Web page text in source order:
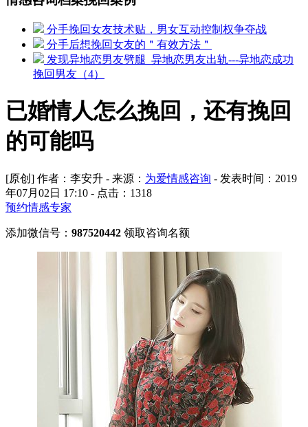
分手挽回女友技术贴，男女互动控制权争夺战
分手后想挽回女友的＂有效方法＂
发现异地恋男友劈腿_异地恋男友出轨---异地恋成功
挽回男友（4）
已婚情人怎么挽回，还有挽回
的可能吗
[原创] 作者：李安升 - 来源： 为爱情感咨询 - 发表时间：2019
年07月02日 17:10 - 点击： 1318
预约情感专家
添加微信号： 987520442 领取咨询名额